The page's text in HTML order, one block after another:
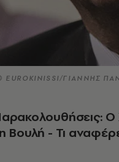
ΓΙΑΝΝΗΣ
Βουλή - Τι